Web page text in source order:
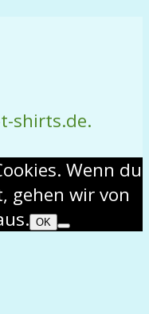
shirts.de.
Wenn du
gehen wir von
OK